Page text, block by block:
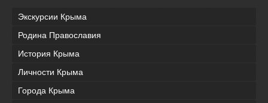
Экскурсии Крыма
Родина Православия
История Крыма
Личности Крыма
Города Крыма